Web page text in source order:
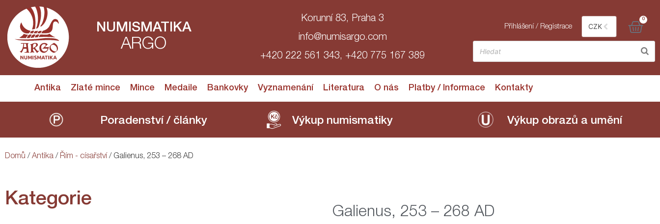
NUMISMATIKA
ARGO
Korunní 83, Praha 3
info@numisargo.com
+420 222 561 343, +420 775 167 389
Přihlášení / Registrace CZK
0
Antika Zlaté mince Mince Medaile Bankovky Vyznamenání Literatura O nás Platby / Informace Kontakty
Poradenství / články Výkup numismatiky Výkup obrazů a umění
Domů / Antika / Řím - císařství / Galienus, 253 – 268 AD
Kategorie
Galienus, 253 – 268 AD